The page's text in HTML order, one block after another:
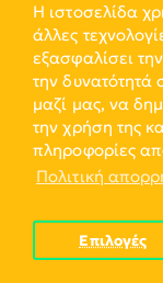
Η ιστοσελίδα
άλλες
εξασφαλίσει
την δυνατότητά
μαζί μας, να
την χρήση της
πληροφορίες
Πολιτική
Επιλογές
Copyright ©